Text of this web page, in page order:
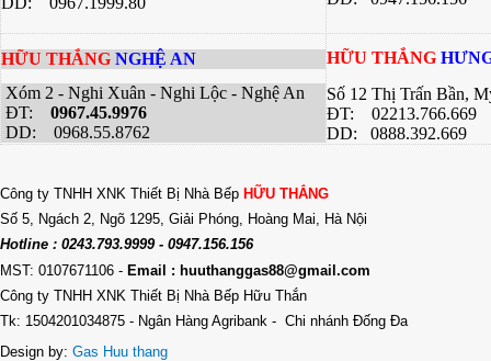
HỮU THẮNG NGHỆ AN
Xóm 2 - Nghi Xuân - Nghi Lộc - Nghệ An
ĐT: 0967.45.9976
DD: 0968.55.8762
HỮU THẮNG
Số 12 Thị Trấn Bần,
ĐT: 02213.766.669
DD: 0888.392.669
Công ty TNHH XNK Thiết Bị Nhà Bếp HỮU THẮNG
Số 5, Ngách 2, Ngõ 1295, Giải Phóng, Hoàng Mai, Hà Nội
Hotline : 0243.793.9999 - 0947.156.156
MST: 0107671106 - Email : huuthanggas88@gmail.com
Công ty TNHH XNK Thiết Bị Nhà Bếp Hữu Thắn
Tk: 1504201034875 - Ngân Hàng Agribank - Chi nhánh Đống Đa
Design by: Gas Huu thang